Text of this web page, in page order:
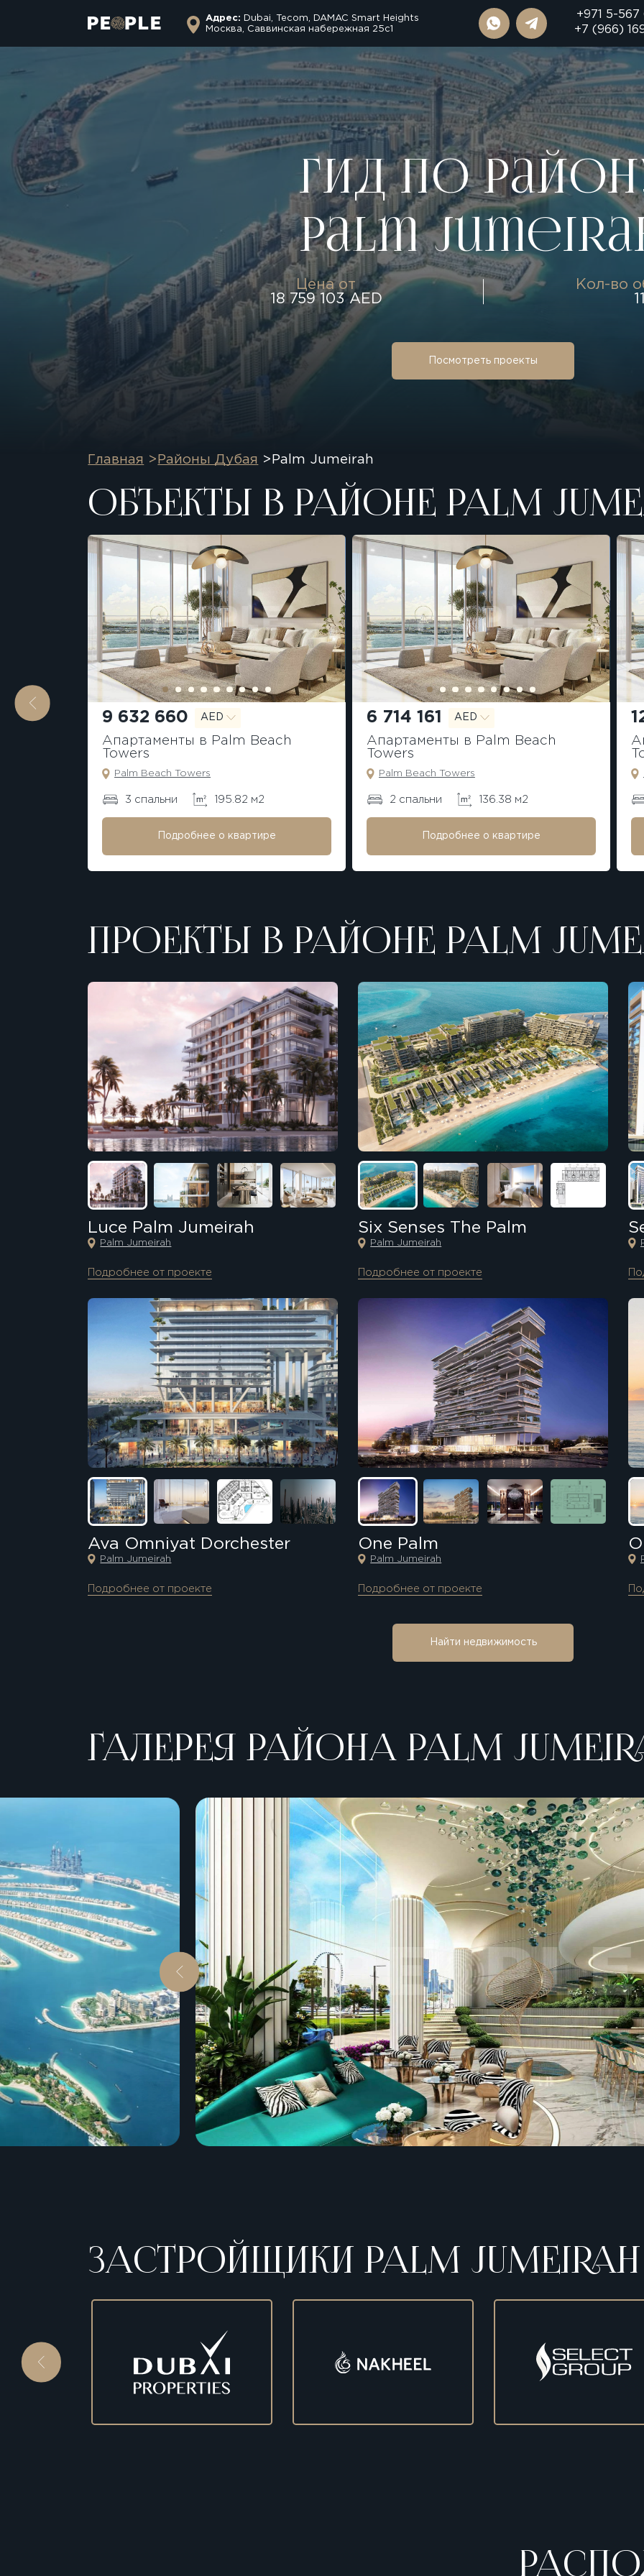
Адрес: Dubai, Tecom, DAMAC Smart Heights
Москва, Саввинская набережная 25с1
+971 5-
+7 (966)
Гид по
Palm
Цена от
18 759 103 AED
Кол-во
Посмотреть проекты
Главная Районы Дубая Palm Jumeirah
ОБЪЕКТЫ В РАЙОНЕ PALM
9 632 660 AED
Апартаменты в Palm Beach
Towers
Palm Beach Towers
3 спальни 195.82 м2
Подробнее о квартире
6 714 161 AED
Апартаменты в Palm Beach
Towers
Palm Beach Towers
2 спальни 136.38 м2
Подробнее о квартире
ПРОЕКТЫ В РАЙОНЕ PALM
Luce Palm Jumeirah
Palm Jumeirah
Подробнее от проекте
Six Senses The Palm
Palm Jumeirah
Подробнее от проекте
Ava Omniyat Dorchester
Palm Jumeirah
Подробнее от проекте
One Palm
Palm Jumeirah
Подробнее от проекте
Найти недвижимость
ГАЛЕРЕЯ РАЙОНА PALM
ЗАСТРОЙЩИКИ PALM JUMEIRAH